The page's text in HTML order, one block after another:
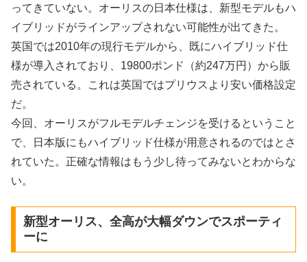
ってきていない。オーリスの日本仕様は、新型モデルもハ
イブリッドがラインアップされない可能性が出てきた。
英国では2010年の現行モデルから、既にハイブリッド仕
様が導入されており、19800ポンド（約247万円）から販
売されている。これは英国ではプリウスより安い価格設定
だ。
今回、オーリスがフルモデルチェンジを受けるということ
で、日本版にもハイブリッド仕様が用意されるのではとさ
れていた。正確な情報はもう少し待ってみないとわからな
い。
新型オーリス、全高が大幅ダウンでスポーティ
ーに